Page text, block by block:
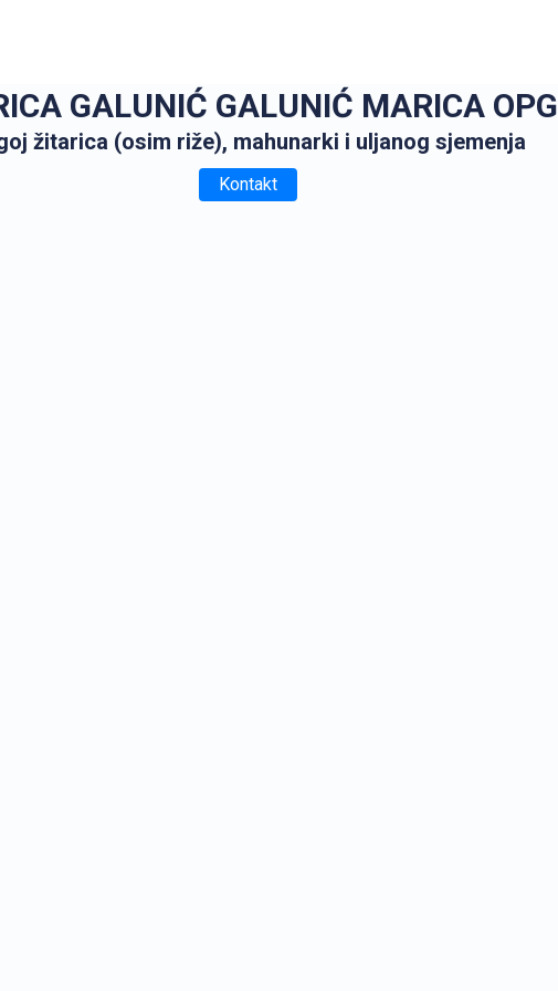
GALUNIĆ GALUNIĆ MARICA OPG
žitarica (osim riže), mahunarki i uljanog sjemenja
Kontakt